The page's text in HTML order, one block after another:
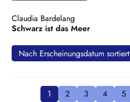
Claudia Bardelang
Schwarz ist das Meer
Nach Erscheinungsdatum sortiert
1 2 3 4 5